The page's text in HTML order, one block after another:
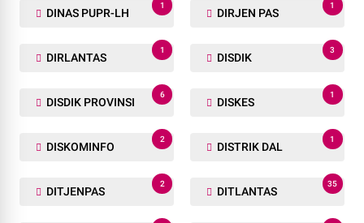
DINAS PUPR-LH
1
DIRJEN PAS
1
DIRLANTAS
1
DISDIK
3
DISDIK PROVINSI
6
DISKES
1
DISKOMINFO
2
DISTRIK DAL
1
DITJENPAS
2
DITLANTAS
35